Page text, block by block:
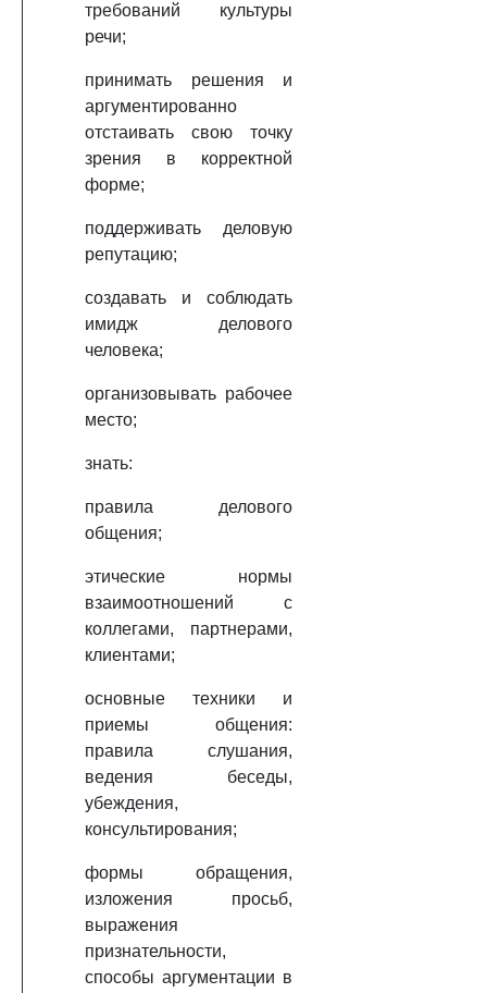
требований культуры
речи;
принимать решения и
аргументированно
отстаивать свою точку
зрения в корректной
форме;
поддерживать деловую
репутацию;
создавать и соблюдать
имидж делового
человека;
организовывать рабочее
место;
знать:
правила делового
общения;
этические нормы
взаимоотношений с
коллегами, партнерами,
клиентами;
основные техники и
приемы общения:
правила слушания,
ведения беседы,
убеждения,
консультирования;
формы обращения,
изложения просьб,
выражения
признательности,
способы аргументации в